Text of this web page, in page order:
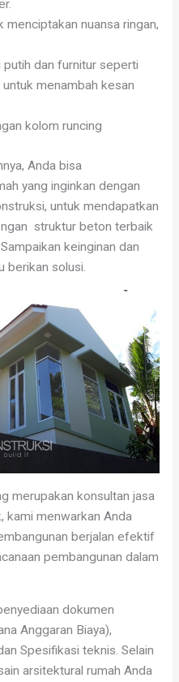
menciptakan nuansa ringan,
putih dan furnitur seperti
menambah kesan
kolom runcing
Anda bisa
yang inginkan dengan
untuk mendapatkan
struktur beton terbaik
keinginan dan
berikan solusi.
merupakan konsultan jasa
kami menwarkan Anda
berjalan efektif
pembangunan dalam
dokumen
Anggaran Biaya),
Spesifikasi teknis. Selain
arsitektural rumah Anda